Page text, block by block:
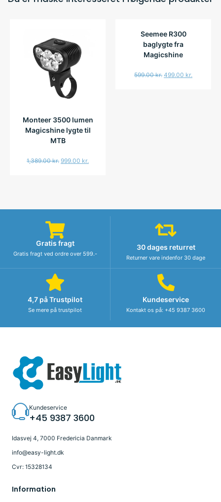
Monteer 3500 lumen
Magicshine lygte til
MTB
1,389.00kr. 999.00 kr.
Seemee R300
baglygte fra
Magicshine
599.00kr. 499.00 kr.
Gratis fragt
Gratis fragt ved ordre over 599.-
30 dages returret
Returner vare indenfor 30 dage
4,7 på Trustpilot
Se mere på trustpilot
Kundeservice
Kontakt os på: +45 9387 3600
Kundeservice
+45 9387 3600
Idasvej 4, 7000 Fredericia Danmark
info@easy-light.dk
Cvr: 15328134
Information